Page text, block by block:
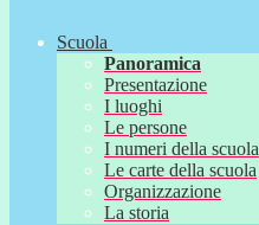
Scuola
Panoramica
Presentazione
I luoghi
Le persone
I numeri della scuola
Le carte della scuola
Organizzazione
La storia